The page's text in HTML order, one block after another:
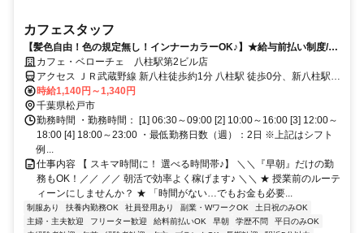
カフェスタッフ
【髪色自由！色の規定無し！インナーカラーOK♪】★給与前払い制度/選
べる時間帯/未経験歓迎/社割有★
カフェ・ベローチェ 八柱駅第2ビル店
アクセス ＪＲ武蔵野線 新八柱徒歩約1分 八柱駅 徒歩0分、新八柱駅
徒歩1分
時給1,140円～1,340円
千葉県松戸市
勤務時間 ・勤務時間： [1] 06:30～09:00 [2] 10:00～16:00 [3] 12:00～
18:00 [4] 18:00～23:00 ・最低勤務日数（週）：2日 ※上記はシフト
例...
仕事内容 【 スキマ時間に！ 選べる時間帯♪】 ＼＼『早朝』だけの勤
務もOK！／／ ／／ 朝活で効率よく稼げます♪ ＼＼ ★ 授業前のルーテ
ィーンにしませんか？ ★ 「時間がない…でもお金も必要...
制服あり 扶養内勤務OK 社員登用あり 副業・WワークOK
土日祝のみOK
主婦・主夫歓迎
フリーター歓迎 給料前払いOK 早朝 学歴不問
平日のみOK